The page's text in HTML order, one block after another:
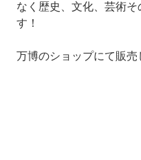
なく歴史、文化、芸術
す！
万博のショップにて販売